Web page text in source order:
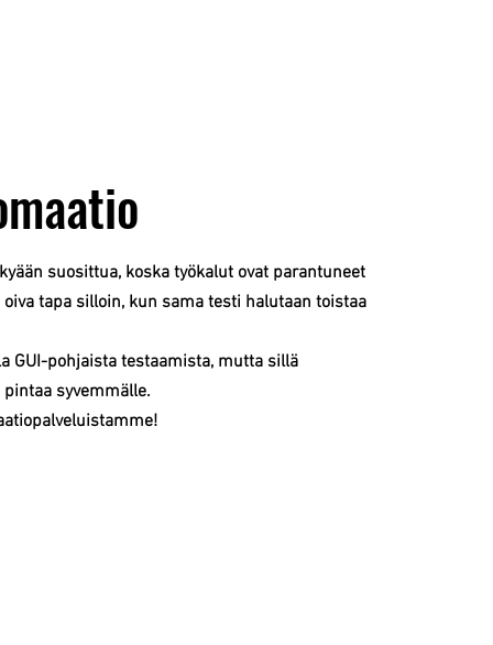
suosittua, koska työkalut ovat parantuneet
tapa silloin, kun sama testi halutaan toistaa
GUI-pohjaista testaamista, mutta sillä
syvemmälle.